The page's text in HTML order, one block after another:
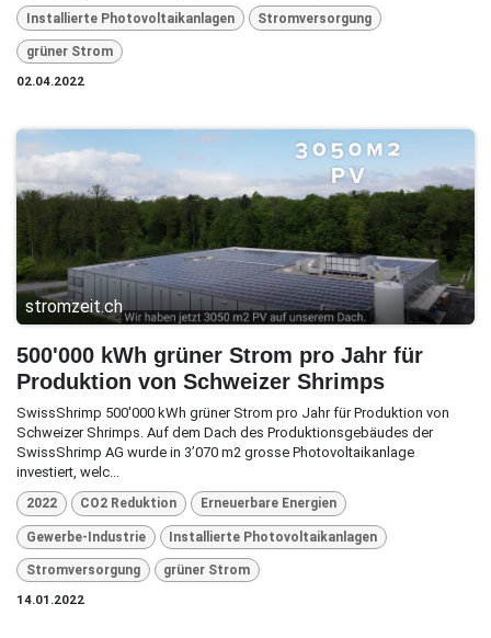
Installierte Photovoltaikanlagen Stromversorgung
grüner Strom
02.04.2022
stromzeit.ch
500'000 kWh grüner Strom pro Jahr für
Produktion von Schweizer Shrimps
SwissShrimp 500'000 kWh grüner Strom pro Jahr für Produktion von
Schweizer Shrimps. Auf dem Dach des Produktionsgebäudes der
SwissShrimp AG wurde in 3’070 m2 grosse Photovoltaikanlage
investiert, welc...
2022 CO2 Reduktion Erneuerbare Energien
Gewerbe-Industrie Installierte Photovoltaikanlagen
Stromversorgung
grüner Strom
14.01.2022